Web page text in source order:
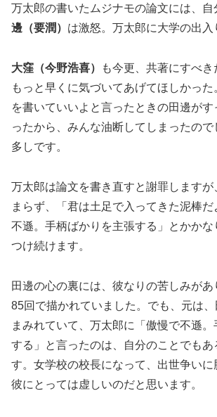
万太郎の書いたムジナモの論文には、自
邊（要潤） は激怒。万太郎に大学の出入
大窪（今野浩喜）
も今更、共著にすべき
もっと早くに気づいてあげてほしかっ
を書いていいよと言ったときの田邊が
ったから、みんな油断してしまったの
多しです。
万太郎は論文を書き直すと謝罪しますが
まらず、「君は土足で入ってきた泥棒
不遜。手柄ばかりを主張する」とかかな
つけ続けます。
田邊の心の裏には、彼なりの苦しみが
85回で描かれていました。でも、元は
まみれていて、万太郎に「傲慢で不遜
する」と言ったのは、自分のことでもあ
す。女学校の校長になって、出世争いに
彼にとっては虚しいのだと思います。